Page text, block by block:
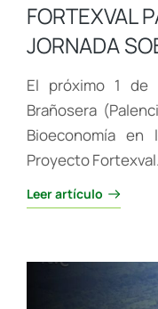
FORTEXVAL
JORNADA
El próximo 1 de
Brañosera
Bioeconomía
Proyecto Fortexval.
Leer artículo